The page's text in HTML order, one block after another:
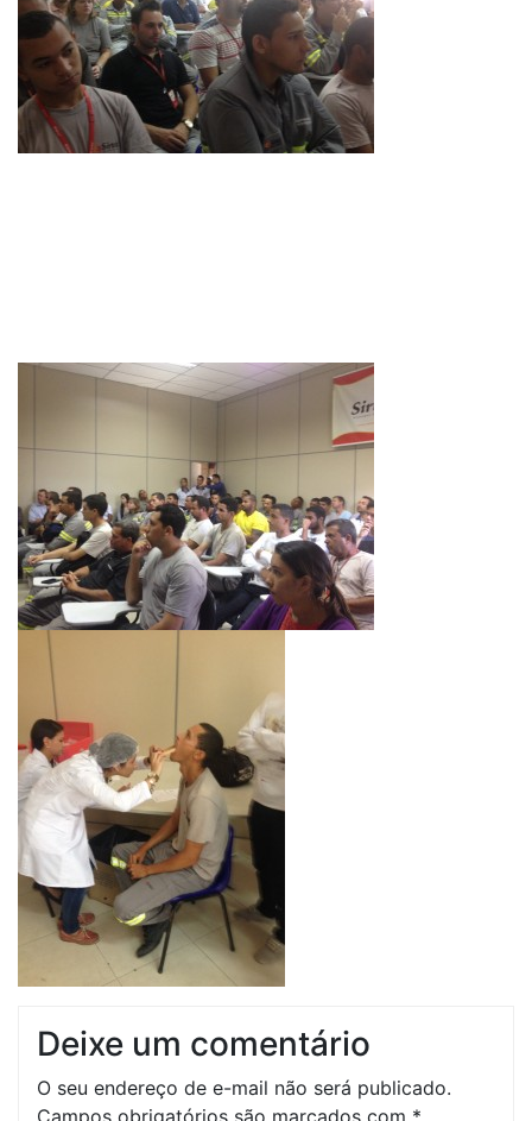
Deixe um comentário
O seu endereço de e-mail não será publicado.
Campos obrigatórios são marcados com *